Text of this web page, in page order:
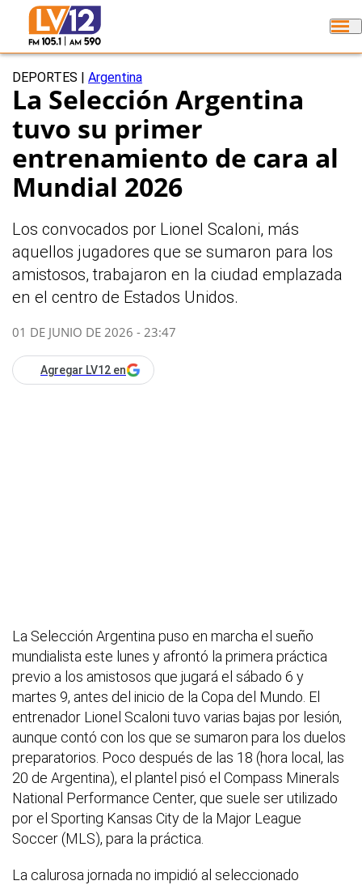
DEPORTES Argentina
La Selección Argentina
tuvo su primer
entrenamiento de cara al
Mundial 2026
Los convocados por Lionel Scaloni, más
aquellos jugadores que se sumaron para los
amistosos, trabajaron en la ciudad emplazada
en el centro de Estados Unidos.
01 DE JUNIO DE 2026 - 23:47
Agregar LV12 en
La Selección Argentina puso en marcha el sueño
mundialista este lunes y afrontó la primera práctica
previo a los amistosos que jugará el sábado 6 y
martes 9, antes del inicio de la Copa del Mundo. El
entrenador Lionel Scaloni tuvo varias bajas por lesión,
aunque contó con los que se sumaron para los duelos
preparatorios. Poco después de las 18 (hora local, las
20 de Argentina), el plantel pisó el Compass Minerals
National Performance Center, que suele ser utilizado
por el Sporting Kansas City de la Major League
Soccer (MLS), para la práctica.
La calurosa jornada no impidió al seleccionado